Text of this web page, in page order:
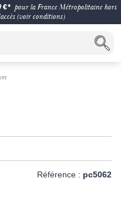
pour la France Métropolitaine hors
(voir conditions)
Référence : pc5062